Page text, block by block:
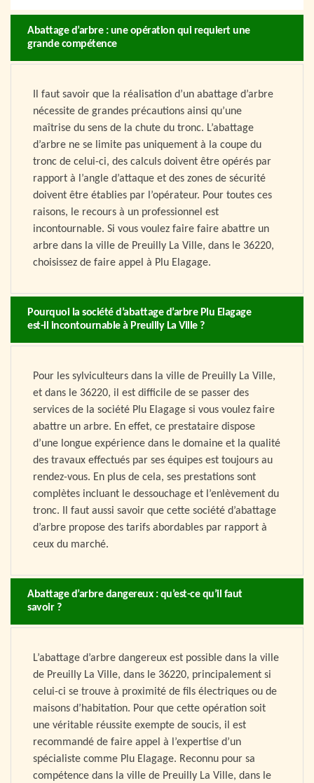
Abattage d’arbre : une opération qui requiert une
grande compétence
Il faut savoir que la réalisation d’un abattage d’arbre
nécessite de grandes précautions ainsi qu’une
maîtrise du sens de la chute du tronc. L’abattage
d’arbre ne se limite pas uniquement à la coupe du
tronc de celui-ci, des calculs doivent être opérés par
rapport à l’angle d’attaque et des zones de sécurité
doivent être établies par l’opérateur. Pour toutes ces
raisons, le recours à un professionnel est
incontournable. Si vous voulez faire faire abattre un
arbre dans la ville de Preuilly La Ville, dans le 36220,
choisissez de faire appel à Plu Elagage.
Pourquoi la société d’abattage d’arbre Plu Elagage
est-il incontournable à Preuilly La Ville ?
Pour les sylviculteurs dans la ville de Preuilly La Ville,
et dans le 36220, il est difficile de se passer des
services de la société Plu Elagage si vous voulez faire
abattre un arbre. En effet, ce prestataire dispose
d’une longue expérience dans le domaine et la qualité
des travaux effectués par ses équipes est toujours au
rendez-vous. En plus de cela, ses prestations sont
complètes incluant le dessouchage et l’enlèvement du
tronc. Il faut aussi savoir que cette société d’abattage
d’arbre propose des tarifs abordables par rapport à
ceux du marché.
Abattage d’arbre dangereux : qu’est-ce qu’il faut
savoir ?
L’abattage d’arbre dangereux est possible dans la ville
de Preuilly La Ville, dans le 36220, principalement si
celui-ci se trouve à proximité de fils électriques ou de
maisons d’habitation. Pour que cette opération soit
une véritable réussite exempte de soucis, il est
recommandé de faire appel à l’expertise d’un
spécialiste comme Plu Elagage. Reconnu pour sa
compétence dans la ville de Preuilly La Ville, dans le